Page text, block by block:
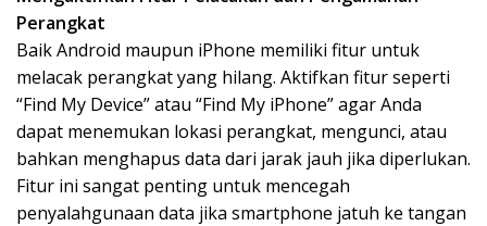
Perangkat
Baik Android maupun iPhone memiliki fitur untuk
melacak perangkat yang hilang. Aktifkan fitur seperti
“Find My Device” atau “Find My iPhone” agar Anda
dapat menemukan lokasi perangkat, mengunci, atau
bahkan menghapus data dari jarak jauh jika diperlukan.
Fitur ini sangat penting untuk mencegah
penyalahgunaan data jika smartphone jatuh ke tangan